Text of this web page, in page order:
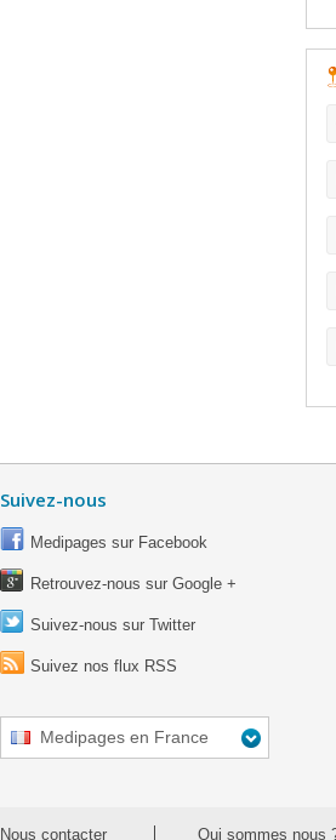
Suivez-nous
Medipages sur Facebook
Retrouvez-nous sur Google +
Suivez-nous sur Twitter
Suivez nos flux RSS
Medipages en France
Nous contacter Qui sommes nous